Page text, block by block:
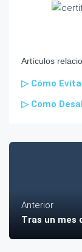
Artículos
▷ Cómo
▷ Como
Anterior
Tras un mes